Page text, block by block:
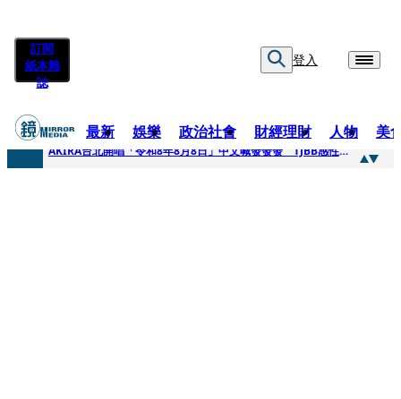
訂閱
紙本雜
誌
登入
最新 娛樂 政治社會 財經理財 人物 美
快訊
AKIRA台北開唱「令和8年8月8日」中文喊發發發 TJBB感性喊「謝謝AKIRA桑」